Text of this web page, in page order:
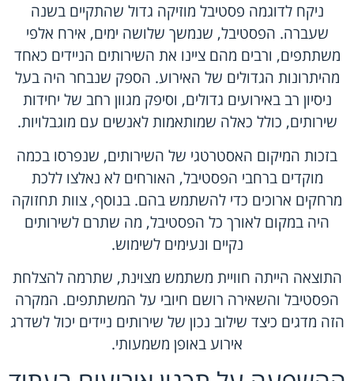
ניקח לדוגמה פסטיבל מוזיקה גדול שהתקיים בשנה
שעברה. הפסטיבל, שנמשך שלושה ימים, אירח אלפי
משתתפים, ורבים מהם ציינו את השירותים הניידים כאחד
מהיתרונות הגדולים של האירוע. הספק שנבחר היה בעל
ניסיון רב באירועים גדולים, וסיפק מגוון רחב של יחידות
שירותים, כולל כאלה שמותאמות לאנשים עם מוגבלויות.
בזכות המיקום האסטרטגי של השירותים, שנפרסו בכמה
מוקדים ברחבי הפסטיבל, האורחים לא נאלצו ללכת
מרחקים ארוכים כדי להשתמש בהם. בנוסף, צוות תחזוקה
היה במקום לאורך כל הפסטיבל, מה שתרם לשירותים
נקיים ונעימים לשימוש.
התוצאה הייתה חוויית משתמש מצוינת, שתרמה להצלחת
הפסטיבל והשאירה רושם חיובי על המשתתפים. המקרה
הזה מדגים כיצד שילוב נכון של שירותים ניידים יכול לשדרג
אירוע באופן משמעותי.